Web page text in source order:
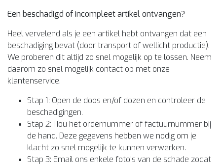
Een beschadigd of incompleet artikel ontvangen?
Heel vervelend als je een artikel hebt ontvangen dat een
beschadiging bevat (door transport of wellicht productie).
We proberen dit altijd zo snel mogelijk op te lossen. Neem
daarom zo snel mogelijk contact op met onze
klantenservice.
Stap 1: Open de doos en/of dozen en controleer de
beschadigingen.
Stap 2: Hou het ordernummer of factuurnummer bij
de hand. Deze gegevens hebben we nodig om je
klacht zo snel mogelijk te kunnen verwerken.
Stap 3: Email ons enkele foto's van de schade zodat